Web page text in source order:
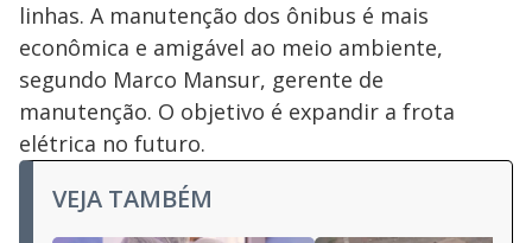
linhas. A manutenção dos ônibus é mais
econômica e amigável ao meio ambiente,
segundo Marco Mansur, gerente de
manutenção. O objetivo é expandir a frota
elétrica no futuro.
VEJA TAMBÉM